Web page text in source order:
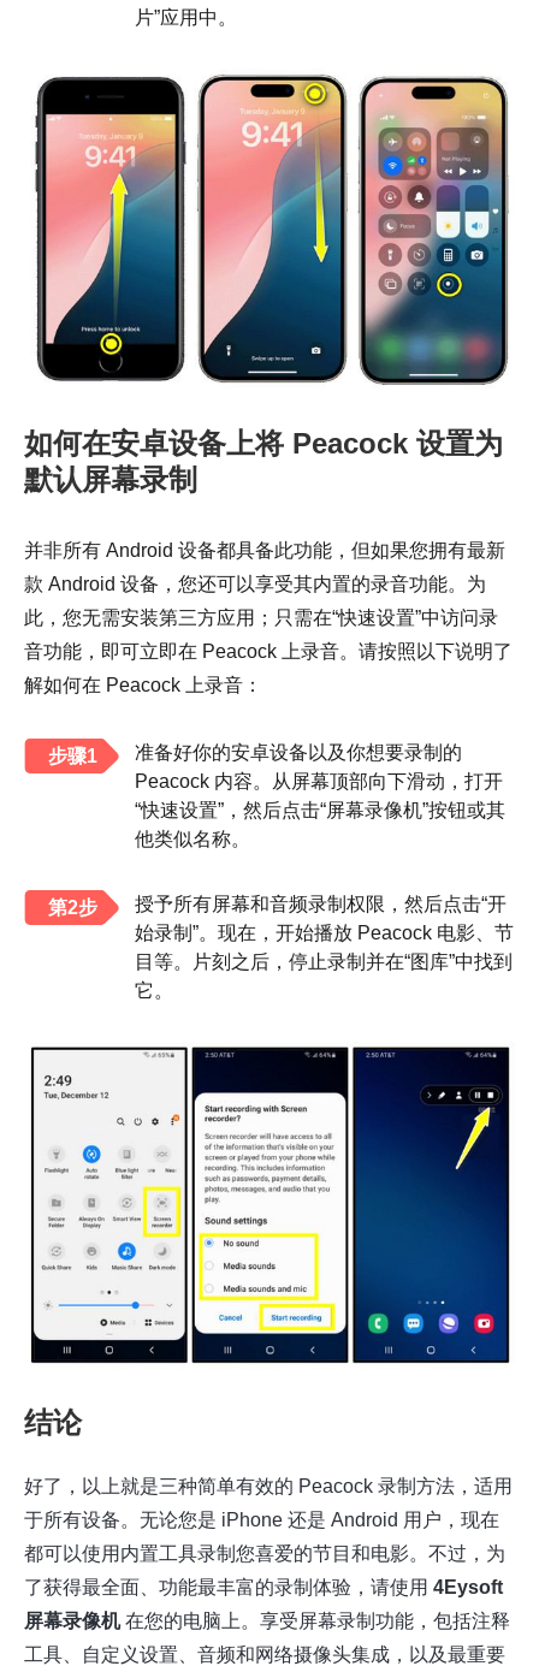
片”应用中。
如何在安卓设备上将 Peacock 设置为
默认屏幕录制
并非所有 Android 设备都具备此功能，但如果您拥有最新
款 Android 设备，您还可以享受其内置的录音功能。为
此，您无需安装第三方应用；只需在“快速设置”中访问录
音功能，即可立即在 Peacock 上录音。请按照以下说明了
解如何在 Peacock 上录音：
步骤1
准备好你的安卓设备以及你想要录制的
Peacock 内容。从屏幕顶部向下滑动，打开
“快速设置”，然后点击“屏幕录像机”按钮或其
他类似名称。
第2步
授予所有屏幕和音频录制权限，然后点击“开
始录制”。现在，开始播放 Peacock 电影、节
目等。片刻之后，停止录制并在“图库”中找到
它。
结论
好了，以上就是三种简单有效的 Peacock 录制方法，适用
于所有设备。无论您是 iPhone 还是 Android 用户，现在
都可以使用内置工具录制您喜爱的节目和电影。不过，为
了获得最全面、功能最丰富的录制体验，请使用 4Eysoft
屏幕录像机在您的电脑上。享受屏幕录制功能，包括注释
工具、自定义设置、音频和网络摄像头集成，以及最重要